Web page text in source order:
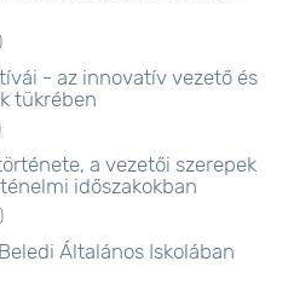
- az innovatív vezető és
tükrében
a vezetői szerepek
időszakokban
)
Általános Iskolában